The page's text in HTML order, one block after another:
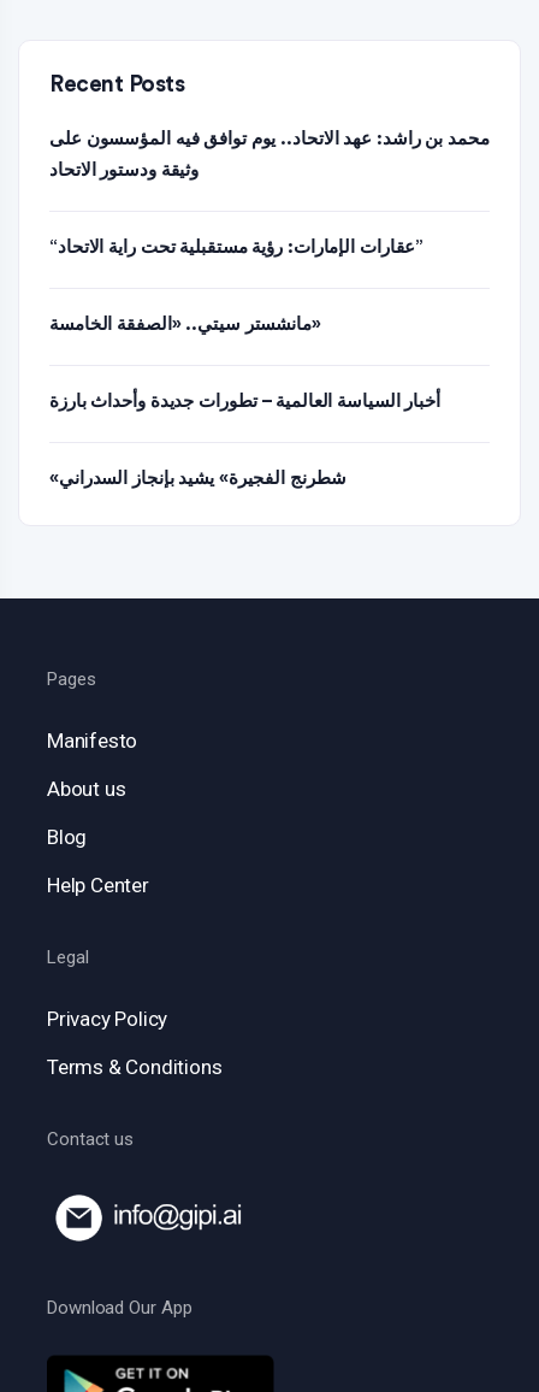
Recent Posts
محمد بن راشد: عهد الاتحاد.. يوم توافق فيه المؤسسون على
وثيقة ودستور الاتحاد
“عقارات الإمارات: رؤية مستقبلية تحت راية الاتحاد”
مانشستر سيتي.. «الصفقة الخامسة»
أخبار السياسة العالمية – تطورات جديدة وأحداث بارزة
«شطرنج الفجيرة» يشيد بإنجاز السدراني
Pages
Manifesto
About us
Blog
Help Center
Legal
Privacy Policy
Terms & Conditions
Contact us
Download Our App